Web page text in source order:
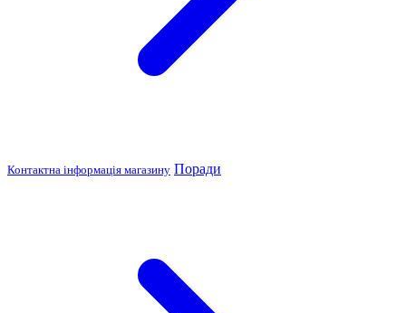
Контактна інформація магазину Поради